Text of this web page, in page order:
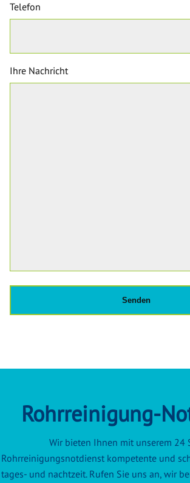
Telefon
Ihre Nachricht
Rohrreinigung-
Wir bieten Ihnen mit unserem 24
Rohrreinigungsnotdienst kompetente und
tages- und nachtzeit. Rufen Sie uns an, wir